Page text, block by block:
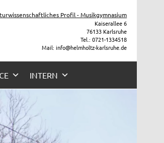
Profil - Musikgymnasium
Kaiserallee 6
76133 Karlsruhe
Tel.: 0721-1334518
Mail: info@helmholtz-karlsruhe.de
INTERN